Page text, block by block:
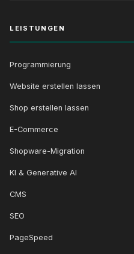
LEISTUNGEN
Programmierung
Website erstellen lassen
Shop erstellen lassen
E-Commerce
Shopware-Migration
KI & Generative AI
CMS
SEO
PageSpeed